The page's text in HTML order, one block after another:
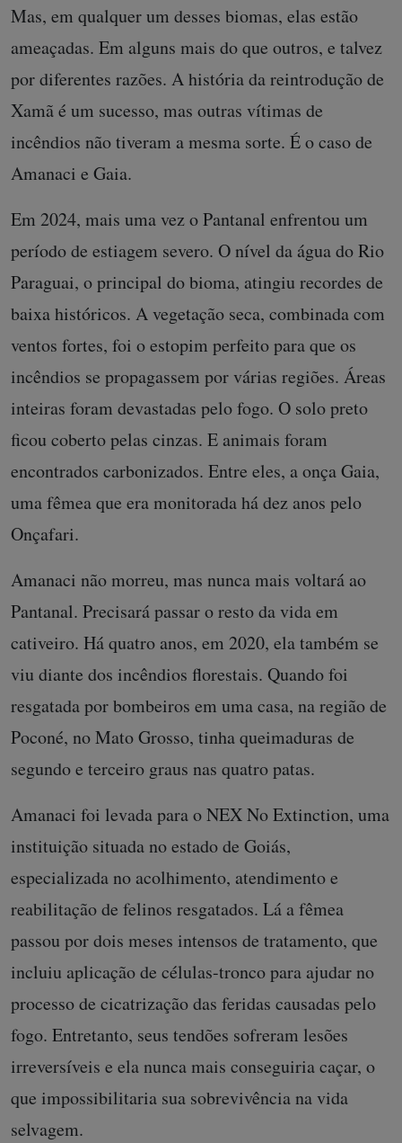
Mas, em qualquer um desses biomas, elas estão
ameaçadas. Em alguns mais do que outros, e talvez
por diferentes razões. A história da reintrodução de
Xamã é um sucesso, mas outras vítimas de
incêndios não tiveram a mesma sorte. É o caso de
Amanaci e Gaia.
Em 2024, mais uma vez o Pantanal enfrentou um
período de estiagem severo. O nível da água do Rio
Paraguai, o principal do bioma, atingiu recordes de
baixa históricos. A vegetação seca, combinada com
ventos fortes, foi o estopim perfeito para que os
incêndios se propagassem por várias regiões. Áreas
inteiras foram devastadas pelo fogo. O solo preto
ficou coberto pelas cinzas. E animais foram
encontrados carbonizados. Entre eles, a onça Gaia,
uma fêmea que era monitorada há dez anos pelo
Onçafari.
Amanaci não morreu, mas nunca mais voltará ao
Pantanal. Precisará passar o resto da vida em
cativeiro. Há quatro anos, em 2020, ela também se
viu diante dos incêndios florestais. Quando foi
resgatada por bombeiros em uma casa, na região de
Poconé, no Mato Grosso, tinha queimaduras de
segundo e terceiro graus nas quatro patas.
Amanaci foi levada para o NEX No Extinction, uma
instituição situada no estado de Goiás,
especializada no acolhimento, atendimento e
reabilitação de felinos resgatados. Lá a fêmea
passou por dois meses intensos de tratamento, que
incluiu aplicação de células-tronco para ajudar no
processo de cicatrização das feridas causadas pelo
fogo. Entretanto, seus tendões sofreram lesões
irreversíveis e ela nunca mais conseguiria caçar, o
que impossibilitaria sua sobrevivência na vida
selvagem.